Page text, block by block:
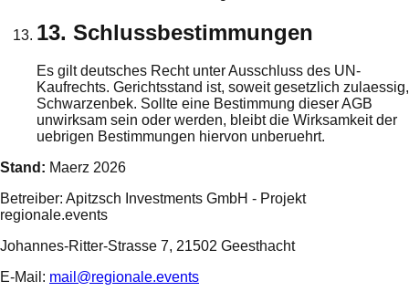
13. Schlussbestimmungen
Es gilt deutsches Recht unter Ausschluss des UN-
Kaufrechts. Gerichtsstand ist, soweit gesetzlich zulaessig,
Schwarzenbek. Sollte eine Bestimmung dieser AGB
unwirksam sein oder werden, bleibt die Wirksamkeit der
uebrigen Bestimmungen hiervon unberuehrt.
Stand: Maerz 2026
Betreiber: Apitzsch Investments GmbH - Projekt
regionale.events
Johannes-Ritter-Strasse 7, 21502 Geesthacht
E-Mail: mail@regionale.events